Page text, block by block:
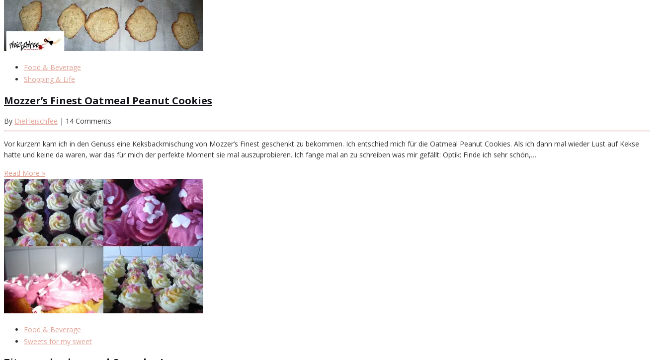
Food & Beverage
Shopping & Life
Mozzer’s Finest Oatmeal Peanut Cookies
By DieFleischfee | 14 Comments
Vor kurzem kam ich in den Genuss eine Keksbackmischung von Mozzer’s Finest geschenkt zu bekommen. Ich entschied mich für die Oatmeal Peanut Cookies. Als ich dann mal wieder Lust auf Kekse
hatte und keine da waren, war das für mich der perfekte Moment sie mal auszuprobieren. Ich fange mal an zu schreiben was mir gefällt: Optik: Finde ich sehr schön,…
Read More »
Food & Beverage
Sweets for my sweet